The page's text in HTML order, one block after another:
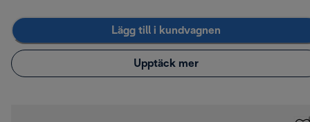
Lägg till i kundvagnen
Upptäck mer